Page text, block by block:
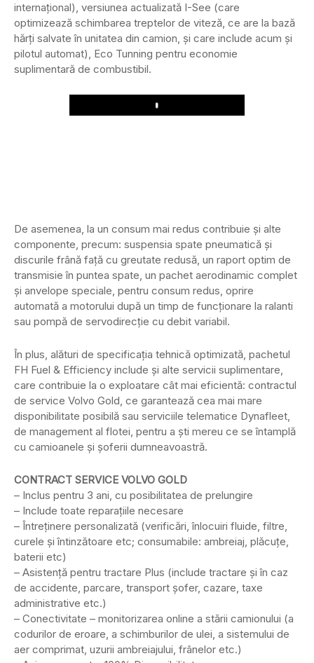
internațional), versiunea actualizată I-See (care
optimizează schimbarea treptelor de viteză, ce are la bază
hărți salvate în unitatea din camion, și care include acum și
pilotul automat), Eco Tunning pentru economie
suplimentară de combustibil.
Play
De asemenea, la un consum mai redus contribuie și alte
componente, precum: suspensia spate pneumatică și
discurile frână față cu greutate redusă, un raport optim de
transmisie în puntea spate, un pachet aerodinamic complet
și anvelope speciale, pentru consum redus, oprire
automată a motorului după un timp de funcționare la ralanti
sau pompă de servodirecție cu debit variabil.
În plus, alături de specificația tehnică optimizată, pachetul
FH Fuel & Efficiency include şi alte servicii suplimentare,
care contribuie la o exploatare cât mai eficientă: contractul
de service Volvo Gold, ce garantează cea mai mare
disponibilitate posibilă sau serviciile telematice Dynafleet,
de management al flotei, pentru a ști mereu ce se întamplă
cu camioanele și șoferii dumneavoastră.
CONTRACT SERVICE VOLVO GOLD
– Inclus pentru 3 ani, cu posibilitatea de prelungire
– Include toate reparațiile necesare
– Întreținere personalizată (verificări, înlocuiri fluide, filtre,
curele și întinzătoare etc; consumabile: ambreiaj, plăcuțe,
baterii etc)
– Asistență pentru tractare Plus (include tractare şi în caz
de accidente, parcare, transport șofer, cazare, taxe
administrative etc.)
– Conectivitate – monitorizarea online a stării camionului (a
codurilor de eroare, a schimburilor de ulei, a sistemului de
aer comprimat, uzurii ambreiajului, frânelor etc.)